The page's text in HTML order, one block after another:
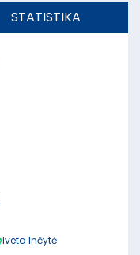
STATISTIKA
Iveta Inčytė